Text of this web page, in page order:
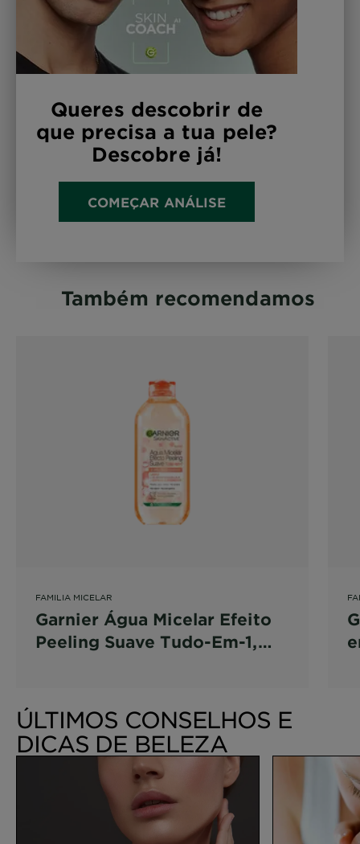
Queres descobrir de
que precisa a tua pele?
Descobre já!
COMEÇAR ANÁLISE
Também recomendamos
FAMILIA MICELAR
Garnier Água Micelar Efeito
Peeling Suave Tudo-Em-1,
400ml
ÚLTIMOS CONSELHOS E
DICAS DE BELEZA